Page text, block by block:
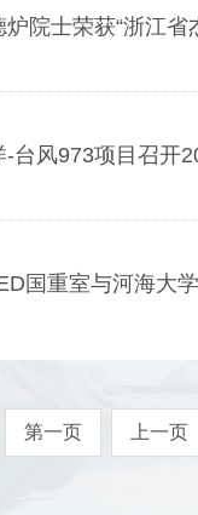
炉院士荣获“浙江省
-台风973项目召开
国重室与河海大
第一页 上一页